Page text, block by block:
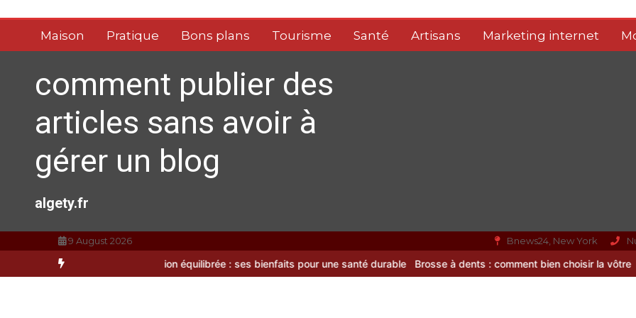
contenuMaison Pratique Bons plans Tourisme Santé Artisans Marketing internet
comment publier des
articles sans avoir à
gérer un blog
algety.fr
9 August 2026 Bnews24, New York
Alimentation équilibrée : ses bienfaits pour une santé durable Brosse à dents : comment bien choisir la vôtre Meilleur